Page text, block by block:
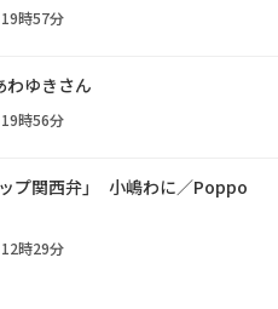
時57分
わゆきさん
時56分
ップ関西弁」 小嶋わに／Poppo
時29分